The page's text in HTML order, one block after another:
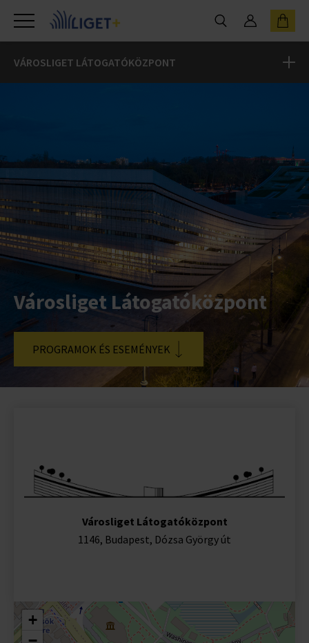
VÁROSLIGET LÁTOGATÓKÖZPONT
VÁSÁRLÁS
Városliget Látogatóközpont
PROGRAMOK ÉS ESEMÉNYEK
Városliget Látogatóközpont
1146, Budapest, Dózsa György út
+